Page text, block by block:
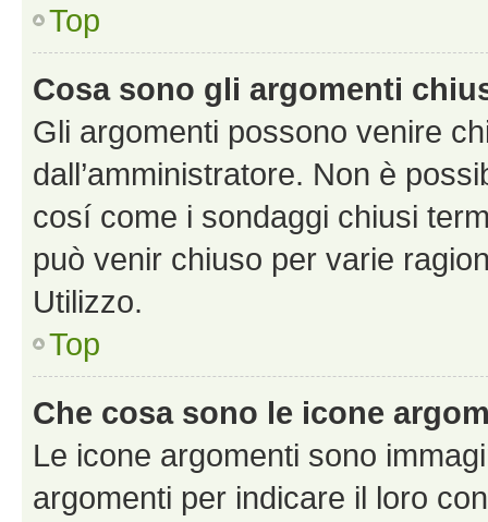
Top
Cosa sono gli argomenti
Gli argomenti possono venire
dall’amministratore. Non è
cosí come i sondaggi chiusi
può venir chiuso per varie
Utilizzo.
Top
Che cosa sono le icone
Le icone argomenti sono
argomenti per indicare il loro